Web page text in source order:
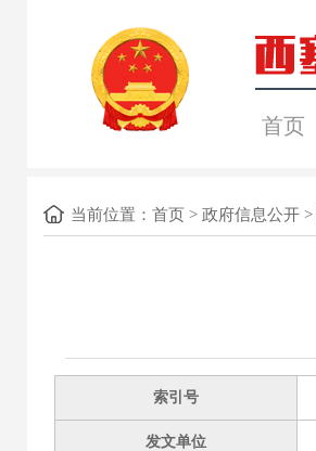
首页
当前位置： 首页> 政府信息公开>
索引号
发文单位